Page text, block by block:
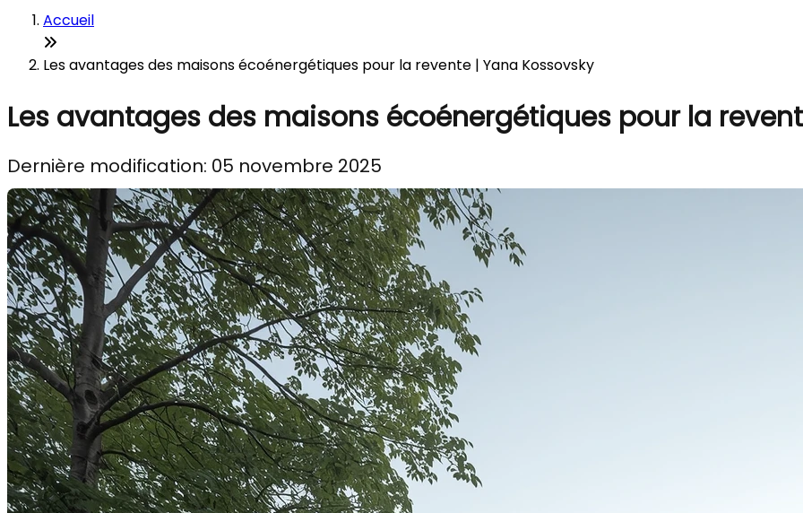
Accueil
Les avantages des maisons écoénergétiques pour la revente | Yana Kossovsky
Les avantages des maisons écoénergétiques pour la
Dernière modification: 05 novembre 2025